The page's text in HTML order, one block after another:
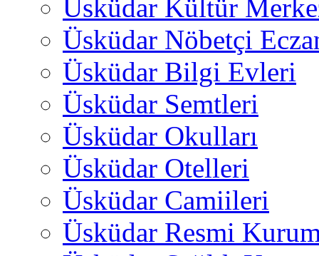
Üsküdar Kültür
Üsküdar Nöbetçi
Üsküdar Bilgi Evleri
Üsküdar Semtleri
Üsküdar Okulları
Üsküdar Otelleri
Üsküdar Camiileri
Üsküdar Resmi